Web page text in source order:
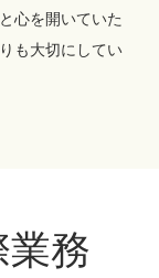
心を開いていた
も大切にしてい
務